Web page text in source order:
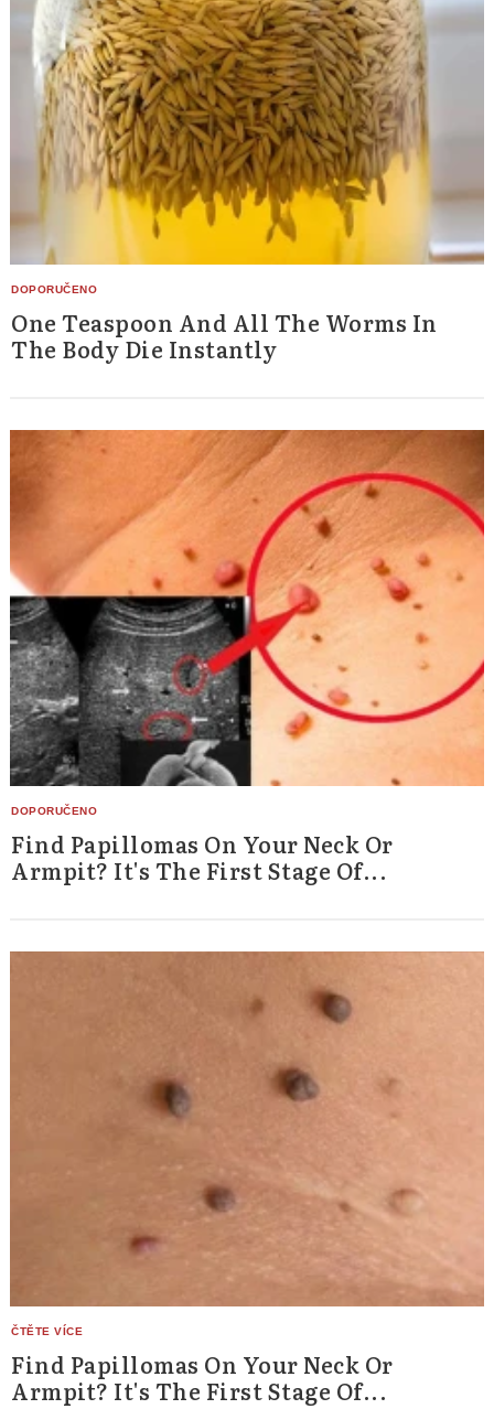
One Teaspoon And All The Worms In
The Body Die Instantly
Find Papillomas On Your Neck Or
Armpit? It's The First Stage Of...
Find Papillomas On Your Neck Or
Armpit? It's The First Stage Of...